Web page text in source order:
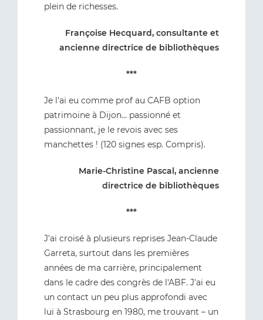
plein de richesses.
Françoise Hecquard, consultante et
ancienne directrice de bibliothèques
***
Je l'ai eu comme prof au CAFB option
patrimoine à Dijon... passionné et
passionnant, je le revois avec ses
manchettes ! (120 signes esp. Compris).
Marie-Christine Pascal, ancienne
directrice de bibliothèques
***
J'ai croisé à plusieurs reprises Jean-Claude
Garreta, surtout dans les premières
années de ma carrière, principalement
dans le cadre des congrès de l'ABF. J'ai eu
un contact un peu plus approfondi avec
lui à Strasbourg en 1980, me trouvant – un